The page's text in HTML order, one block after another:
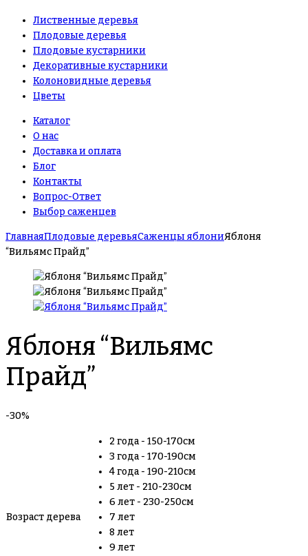
Лиственные деревья
Плодовые деревья
Плодовые кустарники
Декоративные кустарники
Колоновидные деревья
Цветы
Каталог
О нас
Доставка и оплата
Блог
Контакты
Вопрос-Ответ
Выбор саженцев
ГлавнаяПлодовые деревьяСаженцы яблониЯблоня
“Вильямс Прайд”
Яблоня “Вильямс
Прайд”
-30%
Возраст дерева
2 года - 150-170см
3 года - 170-190см
4 года - 190-210см
5 лет - 210-230см
6 лет - 230-250см
7 лет
8 лет
9 лет